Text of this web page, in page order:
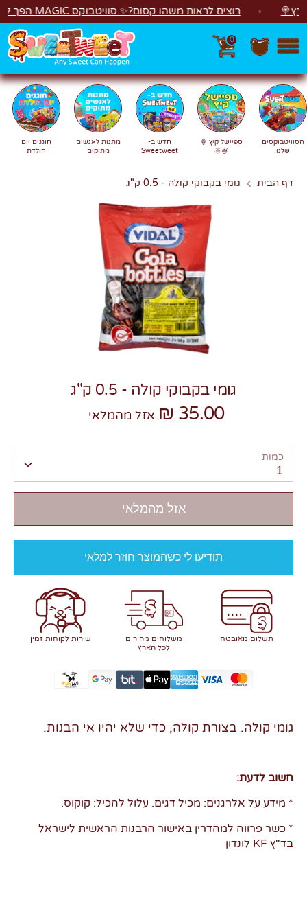
דלג רוצים לראות משהו קסום?✨ סוויטבוקס MAGIC הפך ל"מכונת משחקים"! 🎁🕹️
0
חפשחיפוש
הסוויטבוקסים
שלנו
ספיישל קיץ 🍦
🍧🌞
חדש ב-
Sweetweet
מתנות לאנשים
מתוקים
חוגגים יום
הולדת
דף הבית גומי בקבוקי קולה - 0.5 ק"ג
גומי בקבוקי קולה - 0.5 ק"ג
35.00 ₪ אזל מהמלאי
כמות
1
אזל מהמלאי
תודיעו לי כשהמוצר חוזר למלאי
תשלום מאובטח
משלוחים מהירים
לכל הארץ
שירות לקוחות זמין
גומי קולה. בצורת קולה, כדי שלא יהיו אי הבנות.
חשוב לדעת:
* מידע על אלרגנים: מכיל דגים. עלול להכיל: קוקוס.
* כשר פרווה למהדרין באישור הרבנות הראשית לישראל
בד"ץ KF לונדון